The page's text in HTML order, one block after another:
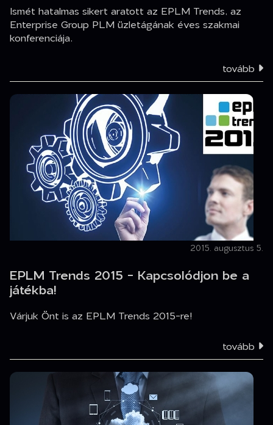
Ismét hatalmas sikert aratott az EPLM Trends, az
Enterprise Group PLM üzletágának éves szakmai
konferenciája.
tovább
2015. augusztus 5.
EPLM Trends 2015 - Kapcsolódjon be a
játékba!
Várjuk Önt is az EPLM Trends 2015-re!
tovább